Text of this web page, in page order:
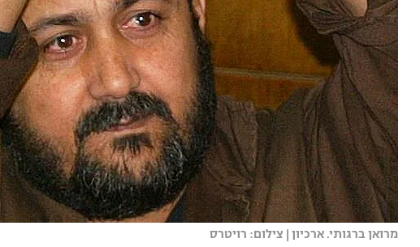
מרואן ברגותי. ארכיון | צילום: רויטרס